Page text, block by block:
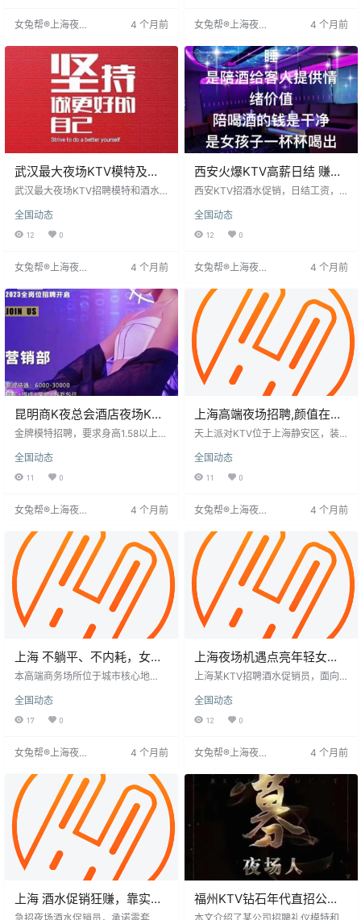
专车接送。工作时间晚上8点半至12
锻炼社交能力，收入较高，团队氛
围好
女兔帮®上海夜场
4 个月前
3900元。提供住宿和交通补贴，团
能锻炼社交能力，收入较高，适合
寻求快速成长和较高收入的人
女兔帮®上海夜场
4 个月前
武汉最大夜场KTV模特及酒
水促销员招聘
武汉最大夜场KTV招聘模特和酒水
卡，工作轻松。职位要求性格开
朗，模特需身高165cm以上，无经
间，期待有志者加入，共创辉煌。
全国动态
12 0
女兔帮®上海夜场
4 个月前
西安火爆KTV高薪日结 赚钱
缺钱女孩看过来兼职全职皆
西安KTV招酒水促销，日结工资，
身高158cm以上，年龄18-32岁，形
象佳。馈赠贵重物品归个人。有无
高单多。联系可留联系方式。
全国动态
12 0
女兔帮®上海夜场
4 个月前
昆明商K夜总会酒店夜场KTV
招聘模特礼仪酒水促销成就
金牌模特招聘，要求身高1.58以上，
25元，多家KTV可选，昆明至全国
安排，工资当天结算，满24天有奖
励。工作内容为促销酒水、唱歌、
谈吐优雅，充满活力。承诺资料保
管理，助求职者光鲜靓丽，拿高薪
全国动态
11 0
女兔帮®上海夜场
4 个月前
上海高端夜场招聘,颜值在线
满足各种需求
天上派对KTV位于上海静安区，装
近期招聘酒水促销员，要求女性，
年龄不超过30岁，身高160cm以
上，工作为晚上包厢酒水服务，工
舍和车费报销。工作能锻炼人，收
多。公司环境好，管理层有耐心，
适合寻找晚间兼职者。
全国动态
11 0
女兔帮®上海夜场
4 个月前
上海 不躺平、不内耗，女生
夜场日结，搞钱才是硬道
本高端商务场所位于城市核心地
强劲。现招聘酒水促销人员和包房
服务员，仅限女性，18-34岁，形象
气质出众，普通话标准，沟通能力
结算，无拖欠。欢迎无经验者加
全国动态
17 0
女兔帮®上海夜场
4 个月前
上海夜场机遇点亮年轻女孩
的职业新途
上海某KTV招聘酒水促销员，面向1
上，性格开朗。工作内容包括推广
酒水、倒酒、活跃气氛及简单整
理。薪资按日结算，表现优异者薪
班车，工作地点位于市中心，环境
稳定，适合希望积累经验、拓展人
脉的年轻女孩。
全国动态
12 0
女兔帮®上海夜场
4 个月前
上海 酒水促销狂赚，靠实干
逆袭，前程皆可兑现！
福州KTV钻石年代直招公司
享内推无压力工资诚信日结